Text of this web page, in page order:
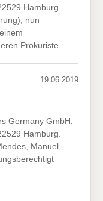
Hamburg.
nun
Prokuriste…
19.06.2019
Germany GmbH,
Hamburg.
Manuel,